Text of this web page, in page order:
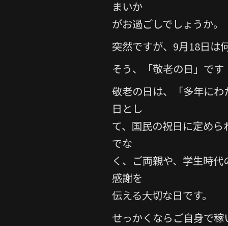
e
b
o
k
er
まいか
がお過ごしでしょうか。
突然ですが、9月18日は
そう、「敬老の日」です
敬老の日は、「多年に
日とし
て、国民の祝日に定め
でな
く、ご両親や、学生時
感謝を
伝える大切な日です。
せっかくならご自身で